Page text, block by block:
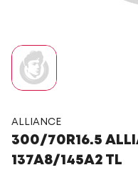
ALLIANCE
300/70R16.5
137A8/145A2 TL